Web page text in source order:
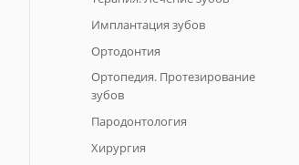
Имплантация зубов
Ортодонтия
Ортопедия. Протезирование
зубов
Пародонтология
Хирургия